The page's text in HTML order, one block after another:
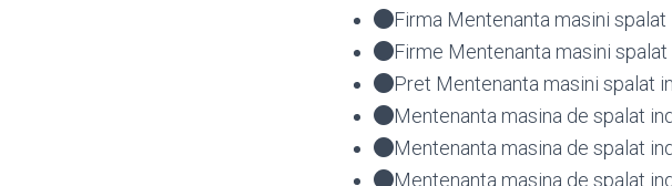
Firma Mentenanta masini spalat
Firme Mentenanta masini spalat
Pret Mentenanta masini spalat
Mentenanta masina de spalat
Mentenanta masina de spalat
Mentenanta masina de spalat